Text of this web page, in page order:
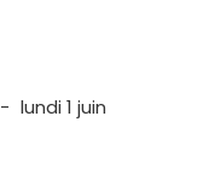
- lundi 1 juin